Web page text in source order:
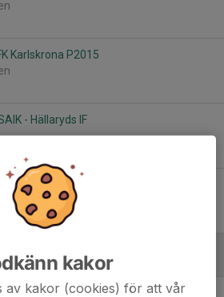
Karlskrona P2015
- Hällaryds IF
Vit - Hällaryds IF
BK P 2015 Röd
kakor
av kakor (cookies) för att vår